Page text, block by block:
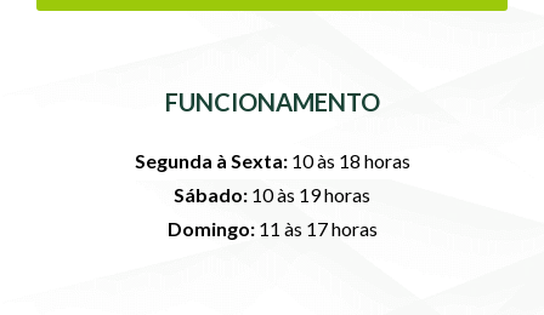
FUNCIONAMENTO
Segunda à Sexta:10 às 18 horas
Sábado: 10 às 19 horas
Domingo:11 às 17 horas